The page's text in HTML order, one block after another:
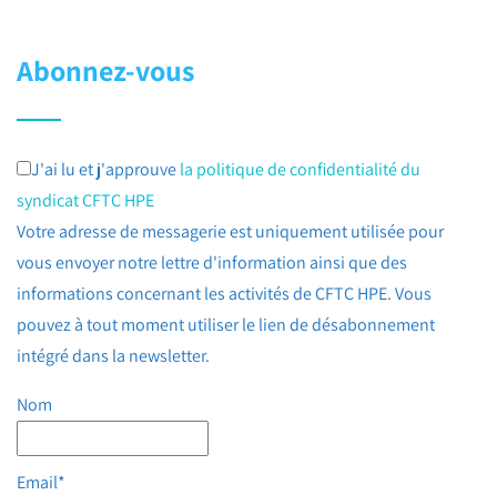
Abonnez-vous
J'ai lu et j'approuvela politique de confidentialité du
syndicat CFTC HPE
Votre adresse de messagerie est uniquement utilisée pour
vous envoyer notre lettre d'information ainsi que des
informations concernant les activités de CFTC HPE. Vous
pouvez à tout moment utiliser le lien de désabonnement
intégré dans la newsletter.
Nom
Email*